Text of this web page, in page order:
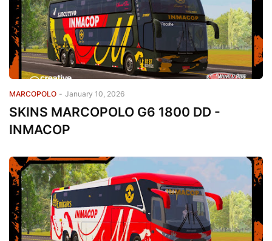
MARCOPOLO - January 10, 2026
SKINS MARCOPOLO G6 1800 DD -
INMACOP